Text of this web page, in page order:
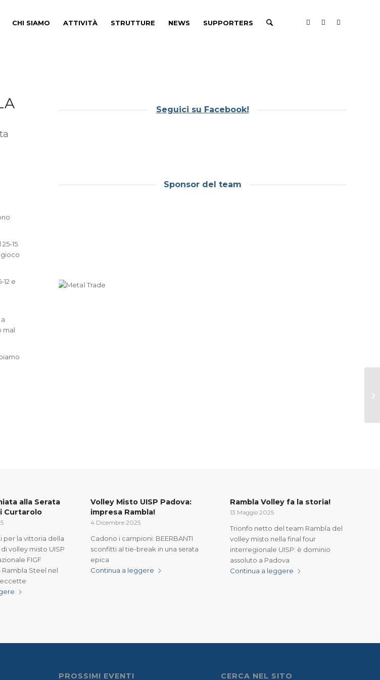
CHI SIAMO ATTIVITÀ STRUTTURE NEWS SUPPORTERS
15.
gioco
e
mal
Seguici su Facebook!
Sponsor del team
alla Serata
Curtarolo
per la vittoria della
volley misto UISP
FIGF
Steel nel
Volley Misto UISP Padova:
impresa Rambla!
4 Dicembre 2025
Cadono i campioni: BEERBANTI
sconfitti al tie-break in una serata
epica
Continua a leggere
Rambla Volley fa la storia!
13 Maggio 2025
Trionfo netto del team Rambla del
volley misto nella final four
interregionale UISP: è dominio
assoluto a Padova
Continua a leggere
PROSSIMI EVENTI CERCA NEL SITO